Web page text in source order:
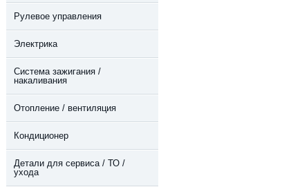
Рулевое управления
Электрика
Система зажигания /
накаливания
Отопление / вентиляция
Кондиционер
Детали для сервиса / ТО /
ухода